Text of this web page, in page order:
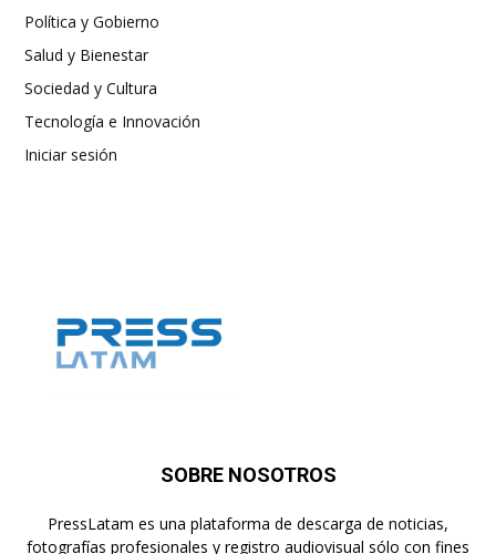
Política y Gobierno
Salud y Bienestar
Sociedad y Cultura
Tecnología e Innovación
Iniciar sesión
SOBRE NOSOTROS
PressLatam es una plataforma de descarga de noticias,
fotografías profesionales y registro audiovisual sólo con fines